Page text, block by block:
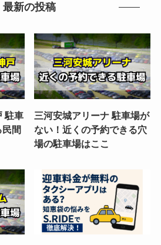
最新の投稿
駐車
間
三河安城アリーナ 駐車場が
ない！近くの予約できる穴
場の駐車場はここ